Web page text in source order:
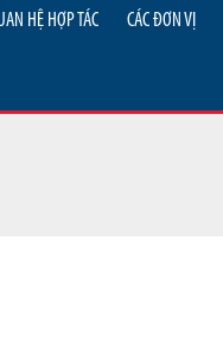
HỆ HỢP TÁC CÁC ĐƠN VỊ